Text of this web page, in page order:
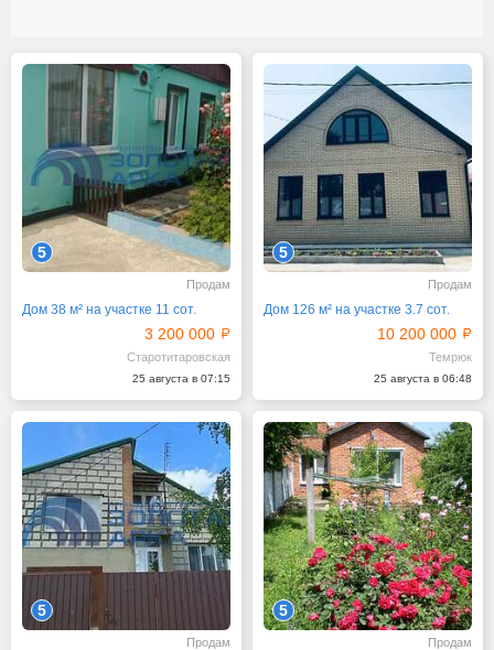
5
Продам
Дом 38 м² на участке 11 сот.
3 200 000
Старотитаровская
25 августа в 07:15
5
Продам
Дом 126 м² на участке 3.7 сот.
10 200 000
Темрюк
25 августа в 06:48
5
Продам
5
Продам